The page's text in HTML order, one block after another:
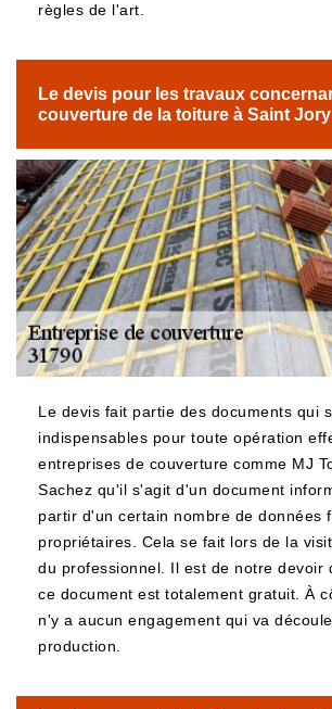
règles de l'art.
Le devis pour les travaux
couverture de la toiture à Saint
Le devis fait partie des documents qui
indispensables pour toute opération
entreprises de couverture comme MJ
Sachez qu'il s'agit d'un document
partir d'un certain nombre de données
propriétaires. Cela se fait lors de la
du professionnel. Il est de notre devoir
ce document est totalement gratuit. À
n'y a aucun engagement qui va
production.